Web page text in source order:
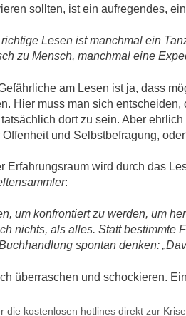
sollten, ist ein aufregendes,
richtige Lesen ist manchmal ein
zu Mensch, manchmal eine
am Lesen ist ja, dass
Hier muss man sich
dort zu sein. Aber
Offenheit und Selbstbefragung,
Erfahrungsraum wird durch das
:
um konfrontiert zu werden, um
nichts, als alles. Statt
spontan denken:
überraschen und schockieren.
die kostenlosen hotlines direkt zur